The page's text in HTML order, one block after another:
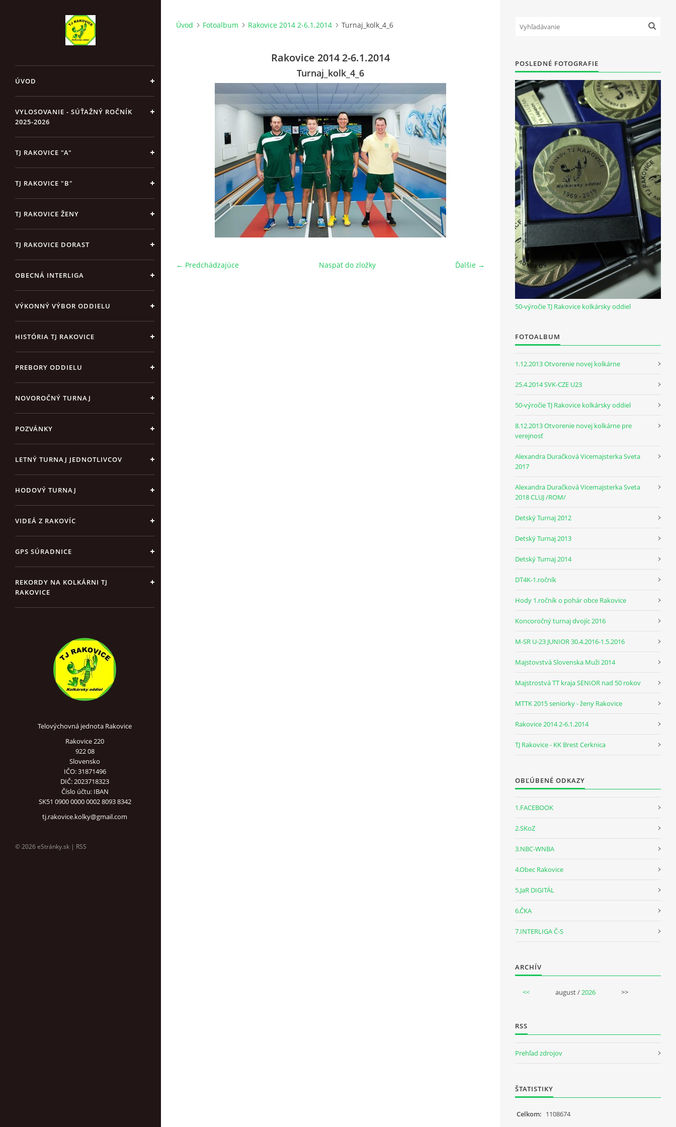
ÚVOD
VYLOSOVANIE - SÚŤAŽNÝ ROČNÍK
2025-2026
TJ RAKOVICE "A"
TJ RAKOVICE "B"
TJ RAKOVICE ŽENY
TJ RAKOVICE DORAST
OBECNÁ INTERLIGA
VÝKONNÝ VÝBOR ODDIELU
HISTÓRIA TJ RAKOVICE
PREBORY ODDIELU
NOVOROČNÝ TURNAJ
POZVÁNKY
LETNÝ TURNAJ JEDNOTLIVCOV
HODOVÝ TURNAJ
VIDEÁ Z RAKOVÍC
GPS SÚRADNICE
REKORDY NA KOLKÁRNI TJ
RAKOVICE
Telovýchovná jednota Rakovice
Rakovice 220
922 08
Slovensko
IČO: 31871496
DIČ: 2023718323
Číslo účtu: IBAN
SK51 0900 0000 0002 8093 8342
tj.rakovice.kolky@gmail.com
© 2026 eStránky.sk | RSS
Úvod Fotoalbum Rakovice 2014 2-6.1.2014 Turnaj_kolk_4_6
Rakovice 2014 2-6.1.2014
Turnaj_kolk_4_6
← Predchádzajúce Ďalšie →
Naspäť do zložky
POSLEDNÉ FOTOGRAFIE
50-výročie TJ Rakovice kolkársky oddiel
FOTOALBUM
1.12.2013 Otvorenie novej kolkárne
25.4.2014 SVK-CZE U23
50-výročie TJ Rakovice kolkársky oddiel
8.12.2013 Otvorenie novej kolkárne pre
verejnosť
Alexandra Duračková Vicemajsterka Sveta
2017
Alexandra Duračková Vicemajsterka Sveta
2018 CLUJ /ROM/
Detský Turnaj 2012
Detský Turnaj 2013
Detský Turnaj 2014
DT4K-1.ročník
Hody 1.ročník o pohár obce Rakovice
Koncoročný turnaj dvojíc 2016
M-SR U-23 JUNIOR 30.4.2016-1.5.2016
Majstovstvá Slovenska Muži 2014
Majstrostvá TT kraja SENIOR nad 50 rokov
MTTK 2015 seniorky - ženy Rakovice
Rakovice 2014 2-6.1.2014
TJ Rakovice - KK Brest Cerknica
OBĽÚBENÉ ODKAZY
1.FACEBOOK
2.SKoZ
3.NBC-WNBA
4.Obec Rakovice
5.JaR DIGITÁL
6.ČKA
7.INTERLIGA Č-S
ARCHÍV
<< august / 2026 >>
RSS
Prehľad zdrojov
ŠTATISTIKY
Celkom: 1108674